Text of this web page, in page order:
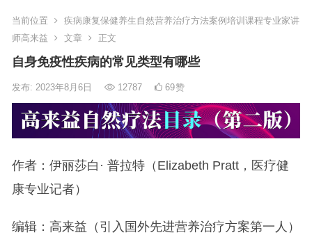
当前位置
疾病康复保健养生自然营养治疗方法案例培训课程专业家讲
师高来益
文章 正文
自身免疫性疾病的常见类型有哪些
发布: 2023年8月6日 12787 69赞
作者：伊丽莎白· 普拉特（Elizabeth Pratt，医疗健
康专业记者）
编辑：高来益（引入国外先进营养治疗方案第一人）